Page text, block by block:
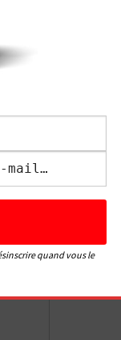
EST-ELLE TROP
HONNÊTE
quand vous le